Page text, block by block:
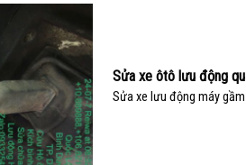
Sửa xe ôtô lưu động
Sửa xe lưu động máy